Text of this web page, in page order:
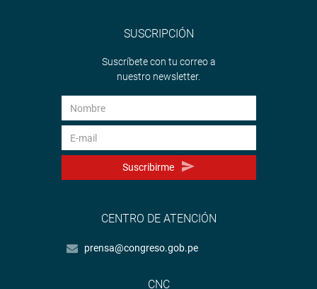
SUSCRIPCIÓN
Suscríbete con tu correo a
nuestro newsletter.
Suscribirme
CENTRO DE ATENCIÓN
prensa@congreso.gob.pe
CNC